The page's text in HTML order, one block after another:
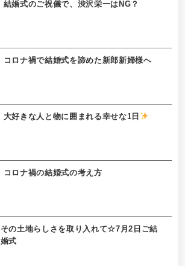
結婚式のご祝儀で、渋沢栄一はNG？
コロナ禍で結婚式を諦めた新郎新婦様へ
大好きな人と物に囲まれる幸せな1日
コロナ禍の結婚式の考え方
その土地らしさを取り入れて☆7月2日ご結
婚式